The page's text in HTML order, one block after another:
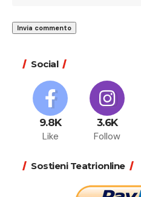
Social
9.8K
Like
3.6K
Follow
Sostieni Teatrionline